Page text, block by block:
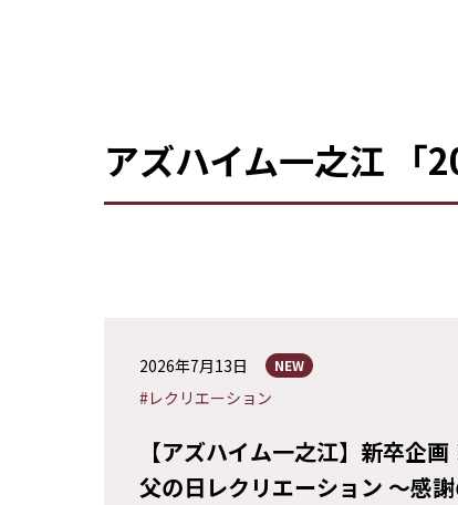
アズハイム一之江 「
2026年7月13日 NEW
#レクリエーション
【アズハイム一之江】新卒企画
父の日レクリエーション ～感